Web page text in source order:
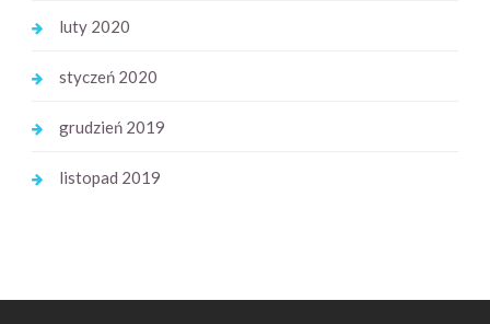
luty 2020
styczeń 2020
grudzień 2019
listopad 2019